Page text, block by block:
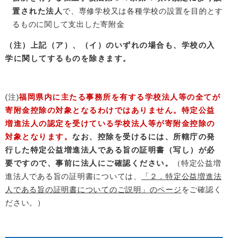
置された法人 で、専修学校又は各種学校の設置を目的とす
るものに関して支出した寄附金
（注）上記（ア）、（イ）のいずれの場合も、学校の入
学に関してするものを除きます。
(注)福岡県内に主たる事務所を有する学校法人等の全てが
寄附金控除の対象となるわけではありません。特定公益
増進法人の認定を受けている学校法人等が寄附金控除の
対象となります。 なお、控除を受けるには、所轄庁の発
行した特定公益増進法人である旨の証明書（写し）が必
要ですので、事前に法人にご確認ください。
（特定公益増
進法人である旨の証明書については、
「２．特定公益増進法
人である旨の証明書についてのご説明」のページ をご確認く
ださい。）